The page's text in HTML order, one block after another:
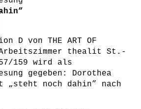
D von THE ART OF
Arbeitszimmer thealit St.-
159 wird als
gegeben: Dorothea
„steht noch dahin” nach